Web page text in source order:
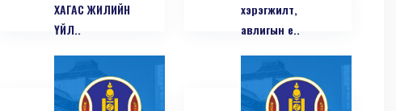
ХАГАС ЖИЛИЙН
ҮЙЛ..
хэрэгжилт,
авлигын е..